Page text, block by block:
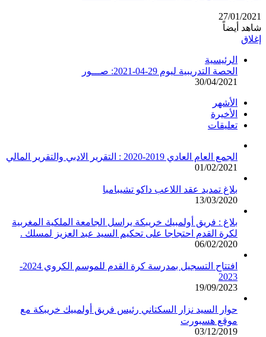
27/01/2021
شاهد أيضاً
إغلاق
الرئيسية
الحصة التدريبية ليوم 29-04-2021: صـــور
30/04/2021
الأشهر
الأخيرة
تعليقات
الجمع العام العادي 2019-2020 : التقرير الادبي والتقرير المالي
01/02/2021
بلاغ تمديد عقد اللاعب داكو تشيبامبا
13/03/2020
بلاغ : فريق أولمبيك خريبكة يراسل الجامعة الملكية المغربية
لكرة القدم احتجاجا على تحكيم السيد عبد العزيز لمسلك .
06/02/2020
افتتاح التسجيل بمدرسة كرة القدم للموسم الكروي 2024-
2023
19/09/2023
حوار السيد نزار السكتاني رئيس فريق أولمبيك خريبكة مع
موقع هسبورت
03/12/2019